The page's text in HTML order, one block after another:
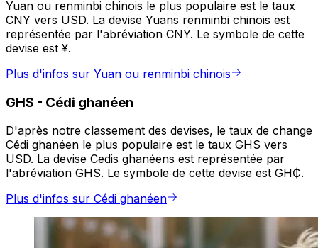
Yuan ou renminbi chinois le plus populaire est le taux
CNY vers USD. La devise Yuans renminbi chinois est
représentée par l'abréviation CNY. Le symbole de cette
devise est ¥.
Plus d'infos sur Yuan ou renminbi chinois
GHS - Cédi ghanéen
D'après notre classement des devises, le taux de change
Cédi ghanéen le plus populaire est le taux GHS vers
USD. La devise Cedis ghanéens est représentée par
l'abréviation GHS. Le symbole de cette devise est GH₵.
Plus d'infos sur Cédi ghanéen